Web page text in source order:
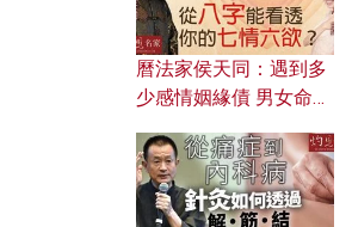
曆法家侯天同：遇到多
少感情姻緣債 男女命途
的七情六欲？